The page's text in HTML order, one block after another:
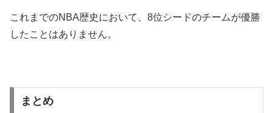
これまでのNBA歴史において、8位シードのチームが優勝
したことはありません。
まとめ